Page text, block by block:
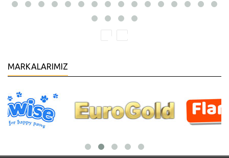
MARKALARIMIZ